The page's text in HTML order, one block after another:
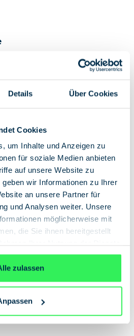
Details Über Cookies
Cookies
um Inhalte und Anzeigen zu
für soziale Medien anbieten
auf unsere Website zu
wir Informationen zu Ihrer
an unsere Partner für
und Analysen weiter. Unsere
möglicherweise mit
die Sie ihnen bereitgestellt
zulassen
5 days
from the collection of the
cart
world of espionage.
espionage equipment.